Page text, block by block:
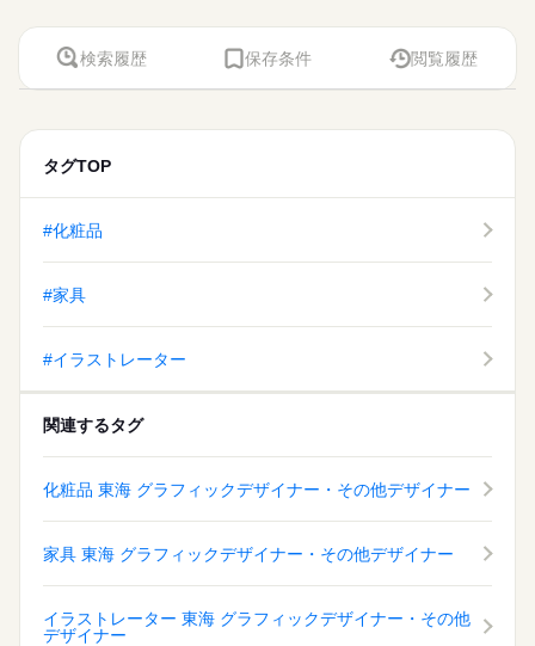
検索履歴 保存条件 閲覧履歴
タグTOP
#化粧品
#家具
#イラストレーター
関連するタグ
化粧品 東海 グラフィックデザイナー・その他デザイナー
家具 東海 グラフィックデザイナー・その他デザイナー
イラストレーター 東海 グラフィックデザイナー・その他
デザイナー